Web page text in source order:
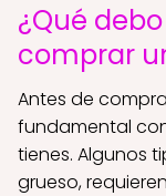
¿Qué
comprar
Antes de
fundamental
tienes. Algunos
grueso,